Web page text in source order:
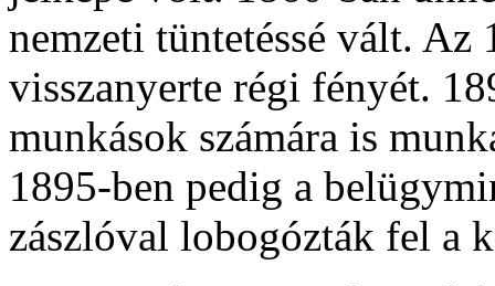
nemzeti tüntetéssé vált. Az
visszanyerte régi fényét.
munkások számára is
1895-ben pedig a
zászlóval lobogózták fel a